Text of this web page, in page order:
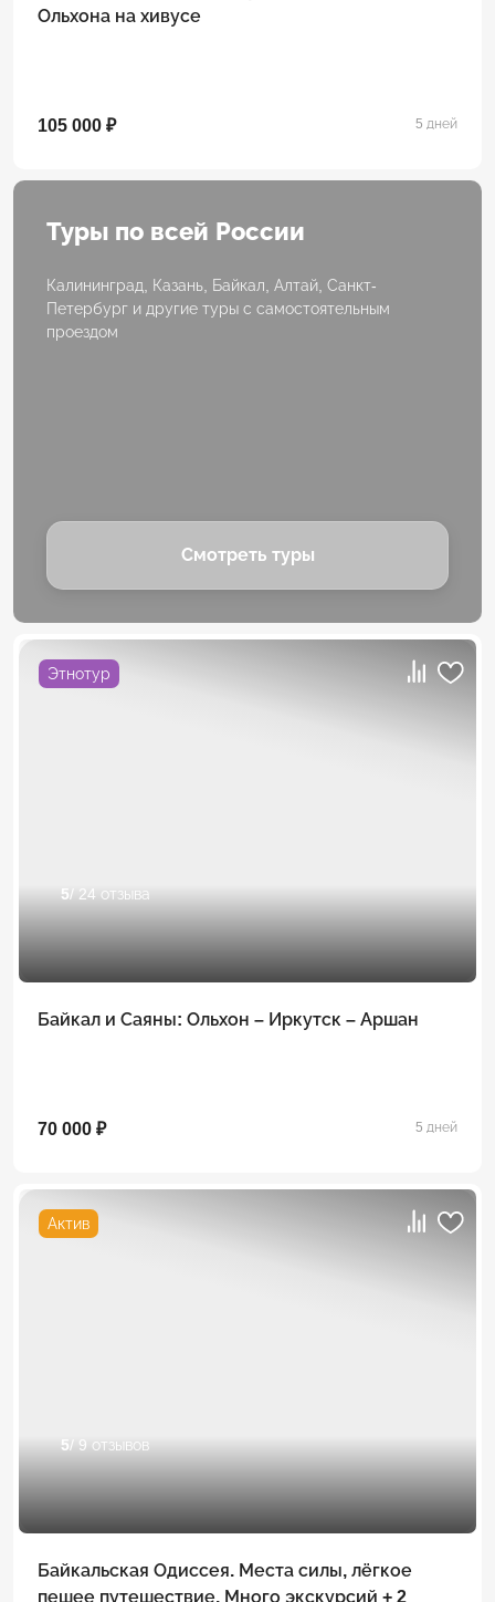
Ольхона на хивусе
105 000 ₽ 5 дней
Туры по всей России
Калининград, Казань, Байкал, Алтай, Санкт-
Петербург и другие туры с самостоятельным
проездом
Смотреть туры
Этнотур
5/ 24 отзыва
Байкал и Саяны: Ольхон – Иркутск – Аршан
70 000 ₽ 5 дней
Актив
5/ 9 отзывов
Байкальская Одиссея. Места силы, лёгкое
пешее путешествие. Много экскурсий + 2